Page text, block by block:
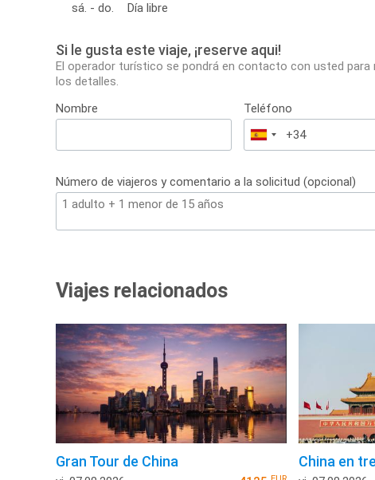
sá. - do.
Día libre
Si le gusta este viaje, ¡reserve aqui!
El operador turístico se pondrá en contacto con usted
los detalles.
Nombre
Teléfono
España
+34
Número de viajeros y comentario a la solicitud (opcional)
Viajes relacionados
Gran Tour de China China en